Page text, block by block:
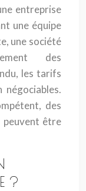
entreprise
une équipe
une société
des
les tarifs
des
peuvent être
?